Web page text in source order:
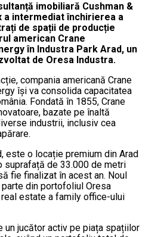
imobiliară Cushman &
a intermediat închirierea a
de spații de producție
american Crane
în Industra Park Arad, un
de Oresa Industra.
compania americană Crane
își va consolida capacitatea
Fondată în 1855, Crane
bazate pe înaltă
industrii, inclusiv cea
este o locație premium din Arad
suprafață de 33.000 de metri
fie finalizat în acest an. Noul
din portofoliul Oresa
estate a family office-ului
un jucător activ pe piața spațiilor